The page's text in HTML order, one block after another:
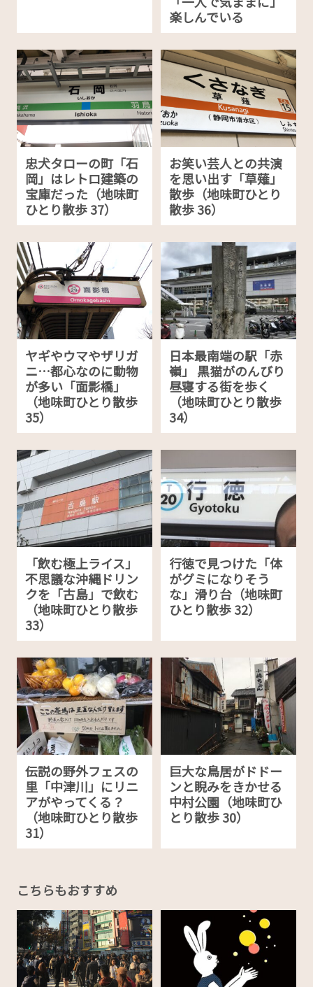
楽しんでいる
忠犬タローの町「石
岡」はレトロ建築の
宝庫だった（地味町
ひとり散歩 37）
お笑い芸人との共演
を思い出す「草薙」
散歩（地味町ひとり
散歩 36）
ヤギやウマやザリガ
ニ…都心なのに動物
が多い「面影橋」
（地味町ひとり散歩
35）
日本最南端の駅「赤
嶺」 黒猫がのんびり
昼寝する街を歩く
（地味町ひとり散歩
34）
「飲む極上ライス」
不思議な沖縄ドリン
クを「古島」で飲む
（地味町ひとり散歩
33）
行徳で見つけた「体
がグミになりそう
な」滑り台（地味町
ひとり散歩 32）
伝説の野外フェスの
里「中津川」にリニ
アがやってくる？
（地味町ひとり散歩
31）
巨大な鳥居がドドー
ンと睨みをきかせる
中村公園（地味町ひ
とり散歩 30）
こちらもおすすめ